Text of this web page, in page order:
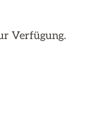
Verfügung.